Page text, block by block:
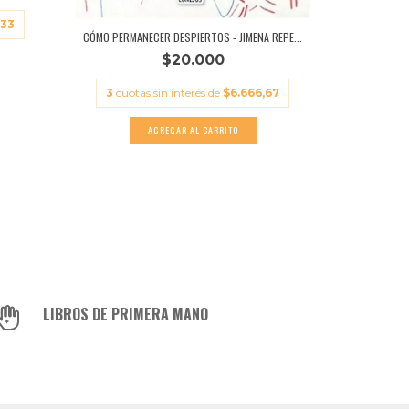
CÓMO PERMANECER DESPIERTOS - JIMENA REPE...
$20.000
3 cuotas sin interés de $6.666,67
LIBROS DE PRIMERA MANO